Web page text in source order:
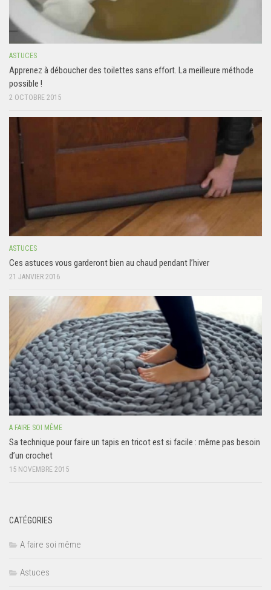
ASTUCES
Apprenez à déboucher des toilettes sans effort. La meilleure méthode
possible !
2 OCTOBRE 2015
ASTUCES
Ces astuces vous garderont bien au chaud pendant l’hiver
21 JANVIER 2016
A FAIRE SOI MÊME
Sa technique pour faire un tapis en tricot est si facile : même pas besoin
d’un crochet
15 NOVEMBRE 2015
CATÉGORIES
A faire soi même
Astuces